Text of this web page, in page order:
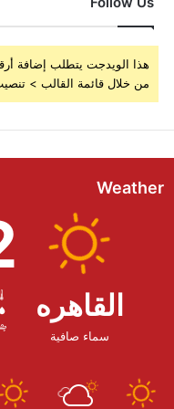
هذا الويدجت يتطلب إضافة
من خلال قائمة القالب >
Weather
القاهره
سماء صافية